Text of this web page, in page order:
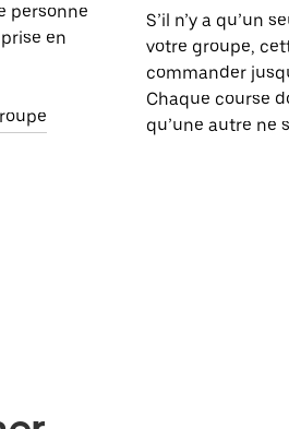
personne
en
S’il n’y a qu’un
votre groupe,
commander
Chaque course
qu’une autre ne